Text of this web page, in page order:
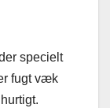
specielt
fugt væk